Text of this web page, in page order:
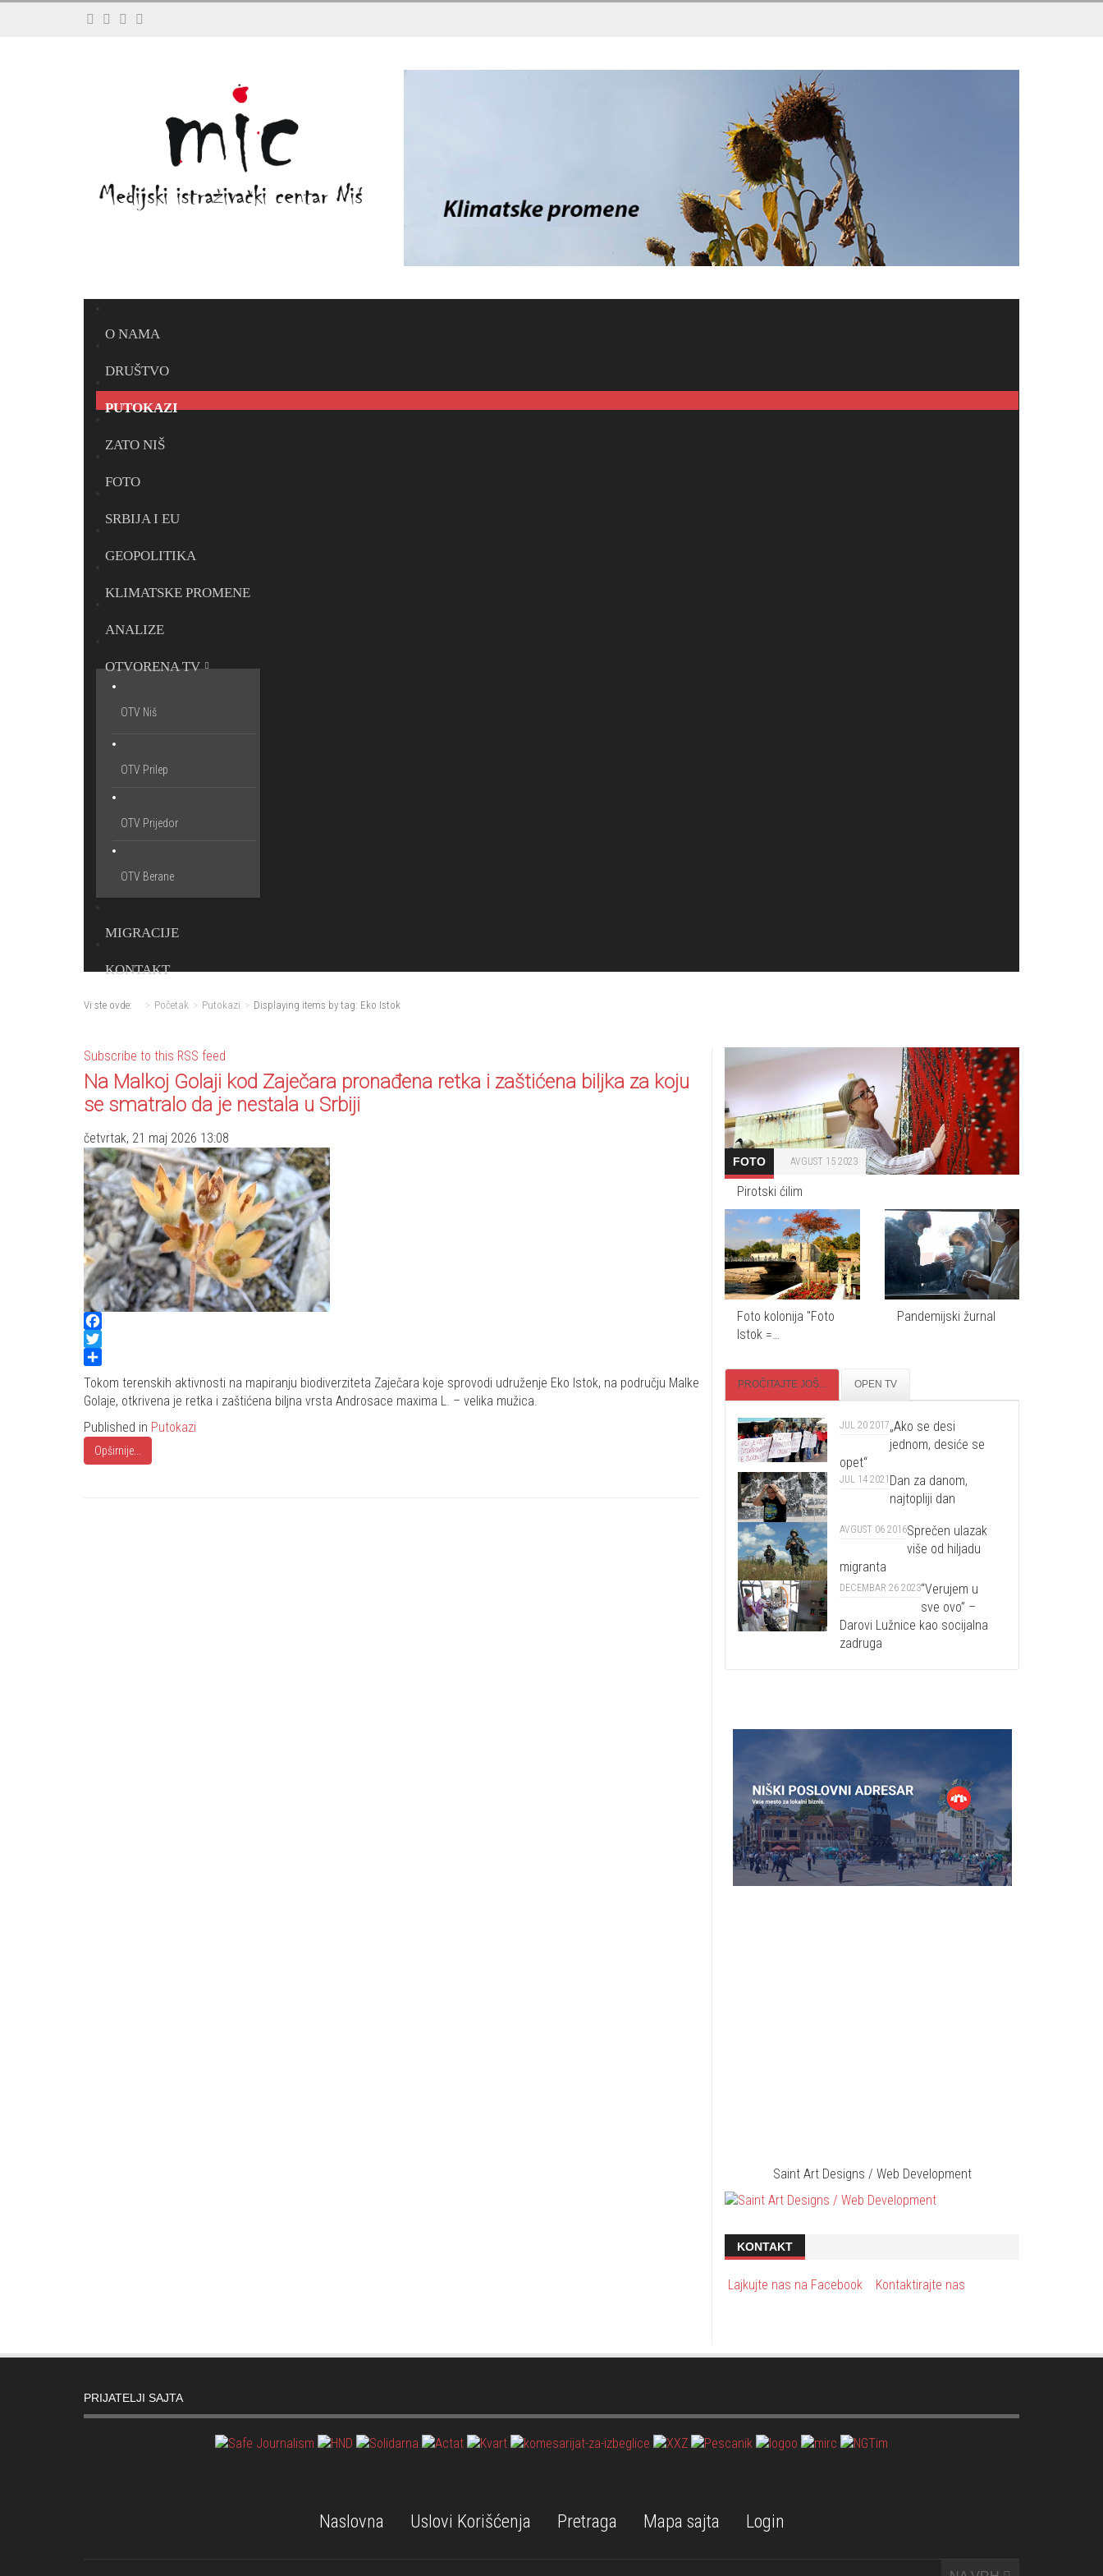
O NAMA
DRUŠTVO
PUTOKAZI
ZATO NIŠ
FOTO
SRBIJA I EU
GEOPOLITIKA
KLIMATSKE PROMENE
ANALIZE
OTVORENA TV
OTV Niš
OTV Prilep
OTV Prijedor
OTV Berane
MIGRACIJE
KONTAKT
Vi ste ovde: Početak Putokazi Displaying items by tag: Eko Istok
Subscribe to this RSS feed
Na Malkoj Golaji kod Zaječara pronađena retka i zaštićena biljka za koju
se smatralo da je nestala u Srbiji
četvrtak, 21 maj 2026 13:08
Facebook
Twitter
Share
Tokom terenskih aktivnosti na mapiranju biodiverziteta Zaječara koje sprovodi udruženje Eko Istok, na području Malke
Golaje, otkrivena je retka i zaštićena biljna vrsta Androsace maxima L. – velika mužica.
Published in Putokazi
Opširnije...
FOTO AVGUST 15 2023
Pirotski ćilim
Foto kolonija "Foto
Istok =…
Pandemijski žurnal
PROČITAJTE JOŠ... OPEN TV
JUL 20 2017„Ako se desi
jednom, desiće se
opet“
JUL 14 2021 Dan za danom,
najtopliji dan
AVGUST 06 2016Sprečen ulazak
više od hiljadu
migranta
DECEMBAR 26 2023“Verujem u
sve ovo” –
Darovi Lužnice kao socijalna
zadruga
Saint Art Designs / Web Development
KONTAKT
Lajkujte nas na Facebook Kontaktirajte nas
PRIJATELJI SAJTA
Naslovna Uslovi Korišćenja Pretraga Mapa sajta Login